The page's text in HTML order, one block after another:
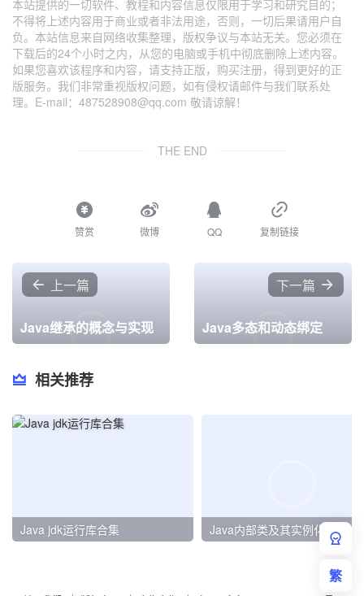
本站提供的一切软件、教程和内容信息仅限用于学习和研究目的；
不得将上述内容用于商业或者非法用途，否则，一切后果请用户自
负。本站信息来自网络收集整理，版权争议与本站无关。您必须在
下载后的24个小时之内，从您的电脑或手机中彻底删除上述内容。
如果您喜欢该程序和内容，请支持正版，购买注册，得到更好的正
版服务。我们非常重视版权问题，如有侵权请邮件与我们联系处
理。E-mail：487528908@qq.com 敬请谅解！
THE END
赞赏 微博 QQ 复制链接
上一篇
Java继承的概念与实现
下一篇
Java多态和动态绑定
相关推荐
Java jdk运行库合集 Java内部类及其实例化
繁